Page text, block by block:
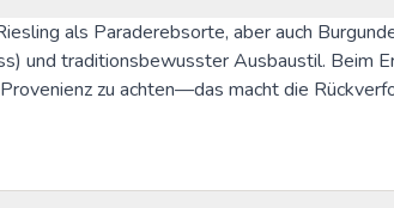
als Parade­rebsorte, aber auch
und traditionsbewusster Ausbaustil. Beim
zu achten—das macht die